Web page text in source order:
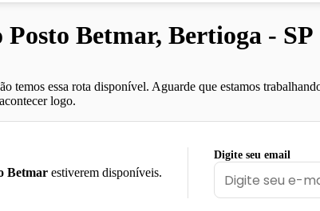
Betmar, Bertioga - SP
temos essa rota disponível. Aguarde que estamos
logo.
Betmar estiverem disponíveis.
Digite seu email